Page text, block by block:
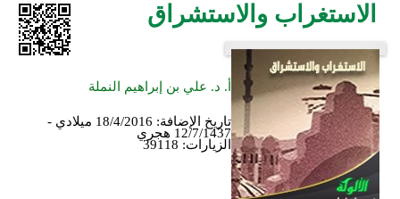
الاستغراب والاستشراق
أ. د. علي بن إبراهيم النملة
تاريخ الإضافة:
18/4/2016 ميلادي -
12/7/1437 هجري
الزيارات: 39118